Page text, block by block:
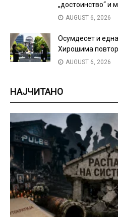
„достоинство“ и
AUGUST 6, 2026
Осумдесет и
Хирошима
AUGUST 6, 2026
НАЈЧИТАНО